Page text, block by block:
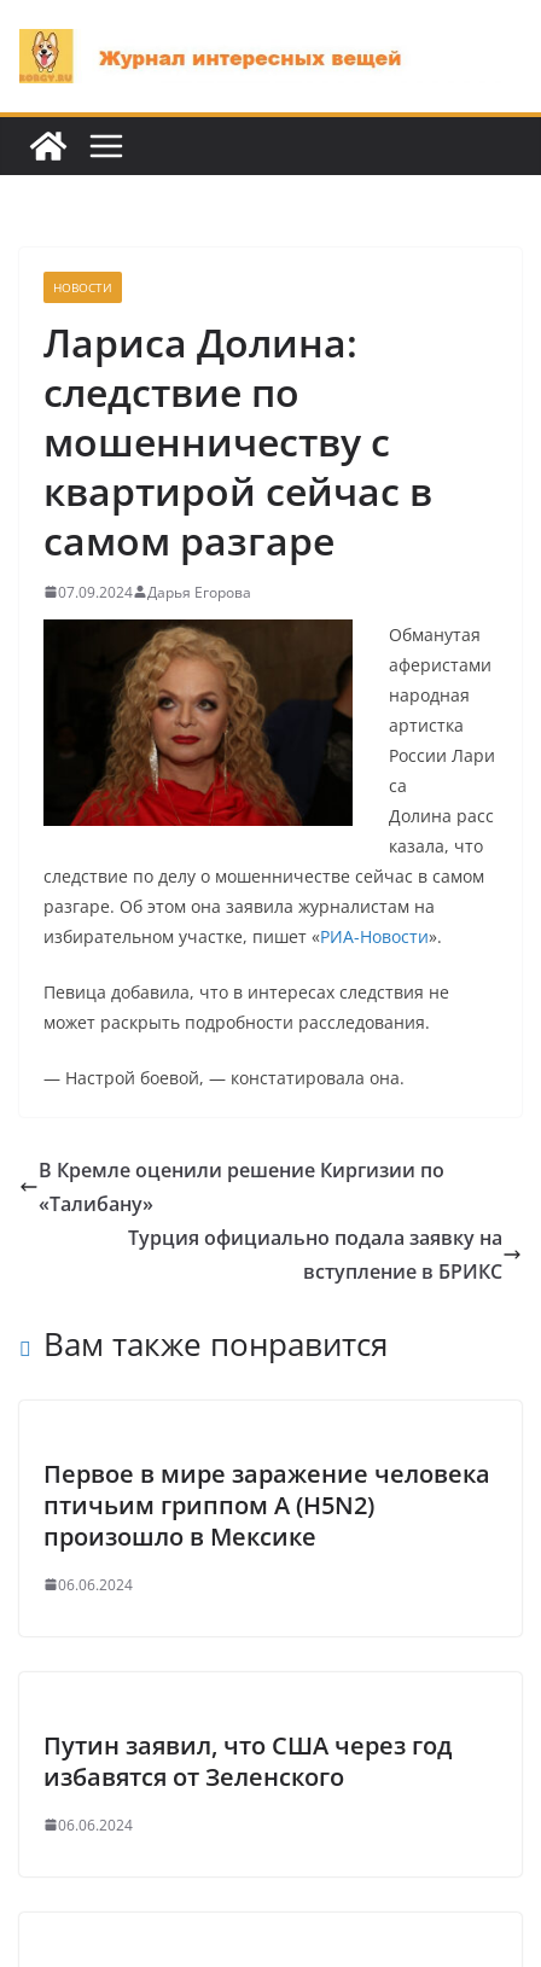
содержимому
НОВОСТИ
Лариса Долина:
следствие по
мошенничеству с
квартирой сейчас в
самом разгаре
07.09.2024 Дарья Егорова
Обманутая
аферистами
народная
артистка
России Лари
са
Долина расс
казала, что
следствие по делу о мошенничестве сейчас в самом
разгаре. Об этом она заявила журналистам на
избирательном участке, пишет «РИА-Новости».
Певица добавила, что в интересах следствия не
может раскрыть подробности расследования.
— Настрой боевой, — констатировала она.
В Кремле оценили решение Киргизии по
«Талибану»
Турция официально подала заявку на
вступление в БРИКС
Вам также понравится
Первое в мире заражение человека
птичьим гриппом A (H5N2)
произошло в Мексике
06.06.2024
Путин заявил, что США через год
избавятся от Зеленского
06.06.2024